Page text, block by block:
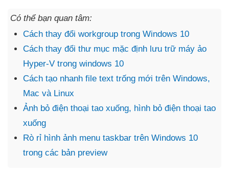
Có thể bạn quan tâm:
Cách thay đổi workgroup trong Windows 10
Cách thay đổi thư mục mặc định lưu trữ máy ảo
Hyper-V trong windows 10
Cách tạo nhanh file text trống mới trên Windows,
Mac và Linux
Ảnh bỏ điện thoại tao xuống, hình bỏ điện thoại tao
xuống
Rò rỉ hình ảnh menu taskbar trên Windows 10
trong các bản preview